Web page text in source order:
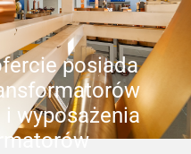
posiada
wyposażenia